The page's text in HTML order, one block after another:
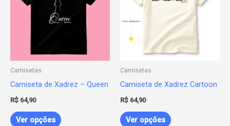
Camisetas
Camiseta de Xadrez – Queen
R$ 64,90
Ver opções
várias
variantes.
página
Camisetas
Camiseta de Xadrez Cartoon
R$ 64,90
Ver opções
variantes.
As
opções
página